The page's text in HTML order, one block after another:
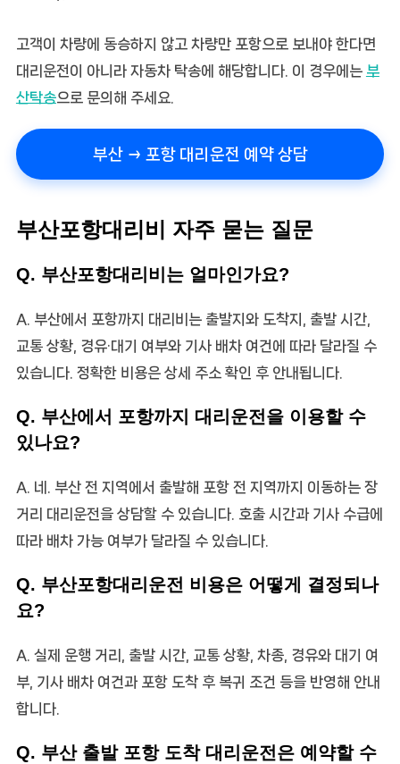
고객이 차량에 동승하지 않고 차량만 포항으로 보내야 한다면
대리운전이 아니라 자동차 탁송에 해당합니다. 이 경우에는 부
산탁송으로 문의해 주세요.
부산 → 포항 대리운전 예약 상담
부산포항대리비 자주 묻는 질문
Q. 부산포항대리비는 얼마인가요?
A. 부산에서 포항까지 대리비는 출발지와 도착지, 출발 시간,
교통 상황, 경유·대기 여부와 기사 배차 여건에 따라 달라질 수
있습니다. 정확한 비용은 상세 주소 확인 후 안내됩니다.
Q. 부산에서 포항까지 대리운전을 이용할 수
있나요?
A. 네. 부산 전 지역에서 출발해 포항 전 지역까지 이동하는 장
거리 대리운전을 상담할 수 있습니다. 호출 시간과 기사 수급에
따라 배차 가능 여부가 달라질 수 있습니다.
Q. 부산포항대리운전 비용은 어떻게 결정되나
요?
A. 실제 운행 거리, 출발 시간, 교통 상황, 차종, 경유와 대기 여
부, 기사 배차 여건과 포항 도착 후 복귀 조건 등을 반영해 안내
합니다.
Q. 부산 출발 포항 도착 대리운전은 예약할 수